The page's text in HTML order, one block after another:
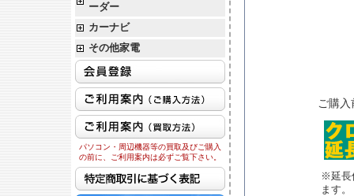
ーダー
カーナビ
その他家電
パソコン・周辺機器等の買取及びご購入
の前に、ご利用案内は必ずご覧下さい。
ご購
※延長
ます。